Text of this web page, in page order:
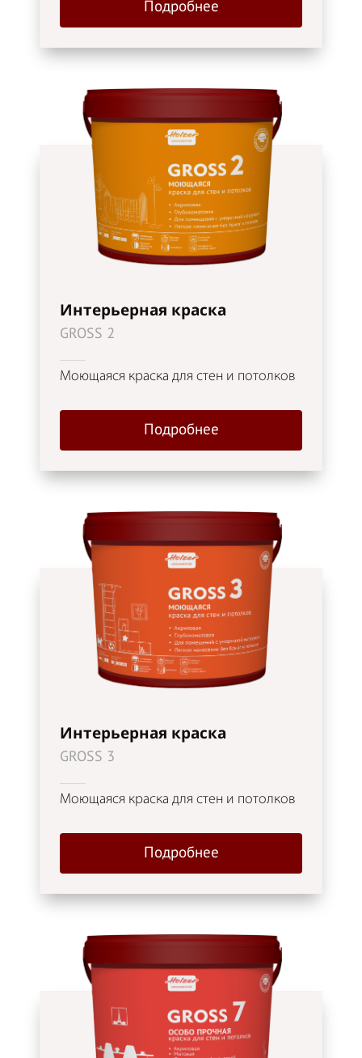
Подробнее
Интерьерная краска
GROSS 2
Моющаяся краска для стен и потолков
Подробнее
Интерьерная краска
GROSS 3
Моющаяся краска для стен и потолков
Подробнее